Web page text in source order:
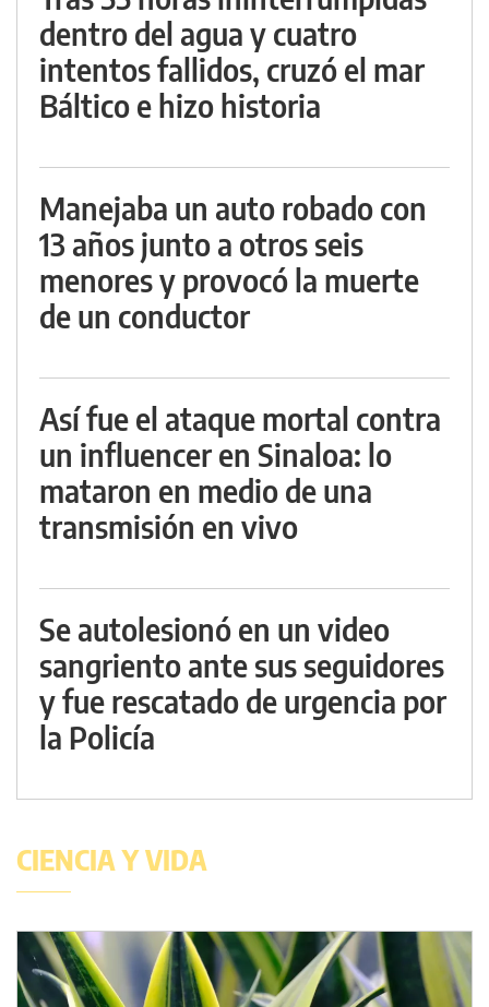
dentro del agua y cuatro
intentos fallidos, cruzó el mar
Báltico e hizo historia
Manejaba un auto robado con
13 años junto a otros seis
menores y provocó la muerte
de un conductor
Así fue el ataque mortal contra
un influencer en Sinaloa: lo
mataron en medio de una
transmisión en vivo
Se autolesionó en un video
sangriento ante sus seguidores
y fue rescatado de urgencia por
la Policía
CIENCIA Y VIDA